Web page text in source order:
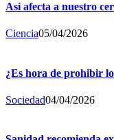
Así afecta a nuestro
Ciencia05/04/2026
¿Es hora de prohibir
Sociedad04/04/2026